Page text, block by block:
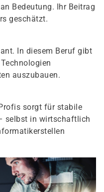
Bedeutung. Ihr Beitrag
geschätzt.
In diesem Beruf gibt
auszubauen.
sorgt für stabile
selbst in wirtschaftlich